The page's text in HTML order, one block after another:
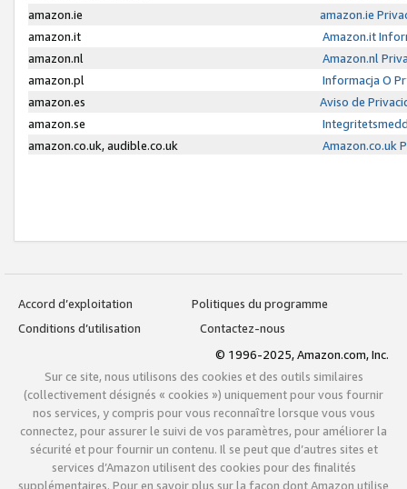
amazon.ie
amazon.ie
amazon.it
Amazon.it
amazon.nl
Amazon.nl
amazon.pl
Informacja O
amazon.es
Aviso de
amazon.se
amazon.co.uk, audible.co.uk
Amazon.co.uk
Accord d’exploitation
Politiques du programme
Conditions d’utilisation
Contactez-nous
© 1996-2025, Amazon.com, Inc.
Sur ce site, nous utilisons des cookies et des outils similaires
(collectivement désignés « cookies ») uniquement pour vous fournir
nos services, y compris pour vous reconnaître lorsque vous vous
connectez, pour assurer le suivi de vos paramètres, pour améliorer la
sécurité et pour fournir un contenu. Il se peut que d’autres sites et
services d’Amazon utilisent des cookies pour des finalités
supplémentaires. Pour en savoir plus sur la façon dont Amazon utilise